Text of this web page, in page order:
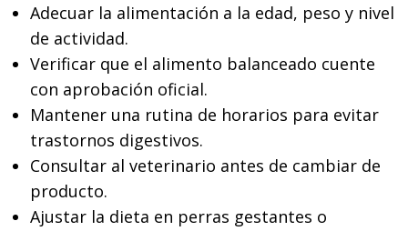
Adecuar la alimentación a la edad, peso y nivel
de actividad.
Verificar que el alimento balanceado cuente
con aprobación oficial.
Mantener una rutina de horarios para evitar
trastornos digestivos.
Consultar al veterinario antes de cambiar de
producto.
Ajustar la dieta en perras gestantes o